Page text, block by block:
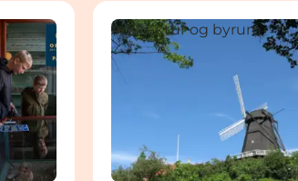
Rudkøbing Bymølle
Arkitektur og byrum